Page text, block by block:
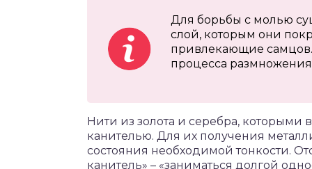
Для борьбы с молью
слой, которым они
привлекающие
процесса
Нити из золота и серебра,
канителью. Для их получения
состояния необходимой тонкости.
канитель» – «заниматься долгой